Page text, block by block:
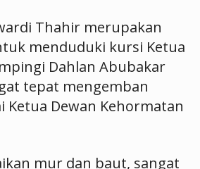
Thahir merupakan
menduduki kursi Ketua
Dahlan Abubakar
tepat mengemban
Ketua Dewan Kehormatan
mur dan baut, sangat